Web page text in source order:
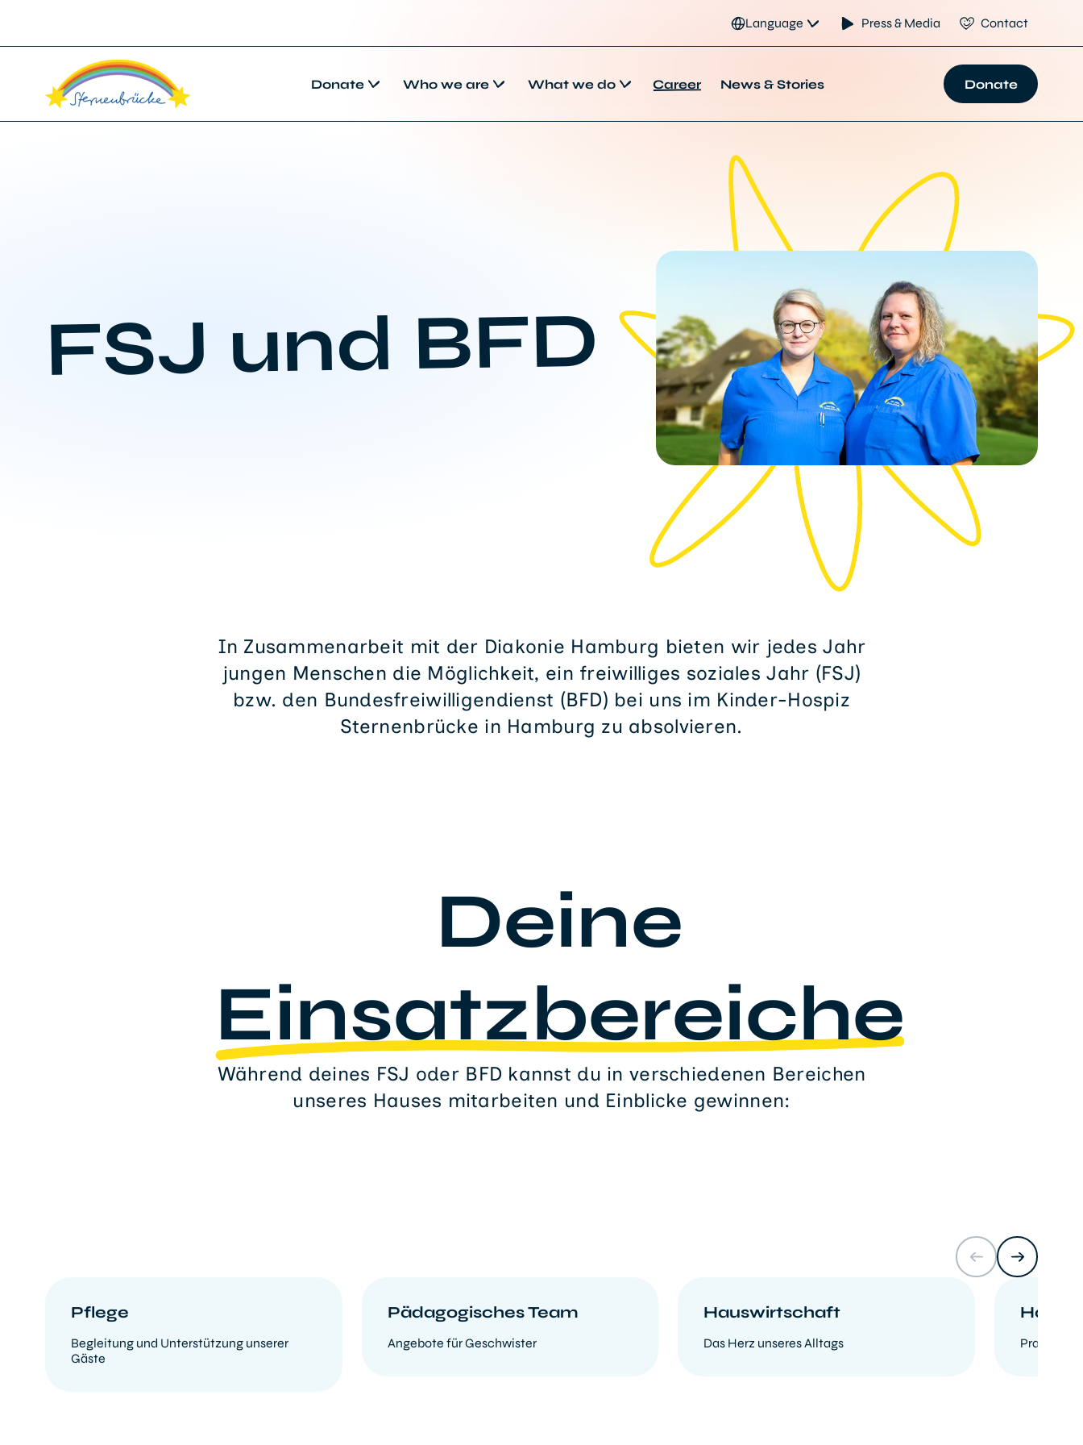
Language Press & Media Contact
Donate Who we are What we do Career News & Stories Donate
FSJ und BFD
In Zusammenarbeit mit der Diakonie Hamburg bieten wir jedes Jahr
jungen Menschen die Möglichkeit, ein freiwilliges soziales Jahr (FSJ)
bzw. den Bundesfreiwilligendienst (BFD) bei uns im Kinder-Hospiz
Sternenbrücke in Hamburg zu absolvieren.
Deine
Einsatzbereiche
Während deines FSJ oder BFD kannst du in verschiedenen Bereichen
unseres Hauses mitarbeiten und Einblicke gewinnen:
Pflege
Begleitung und Unterstützung unserer
Gäste
Pädagogisches Team
Angebote für Geschwister
Hauswirtschaft
Das Herz unseres Alltags